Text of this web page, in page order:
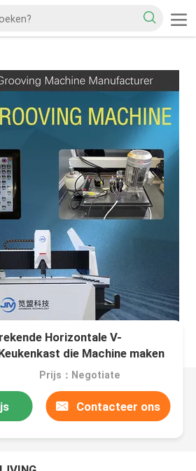
Horizontale V-
die Machine maken
Prijs：Negotiate
Contacteer ons